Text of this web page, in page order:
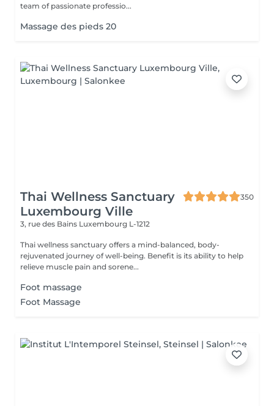
team of passionate professio...
Massage des pieds 20
Thai Wellness Sanctuary
Luxembourg Ville
350
3, rue des Bains Luxembourg L-1212
Thai wellness sanctuary offers a mind-balanced, body-
rejuvenated journey of well-being. Benefit is its ability to help
relieve muscle pain and sorene...
Foot massage
Foot Massage